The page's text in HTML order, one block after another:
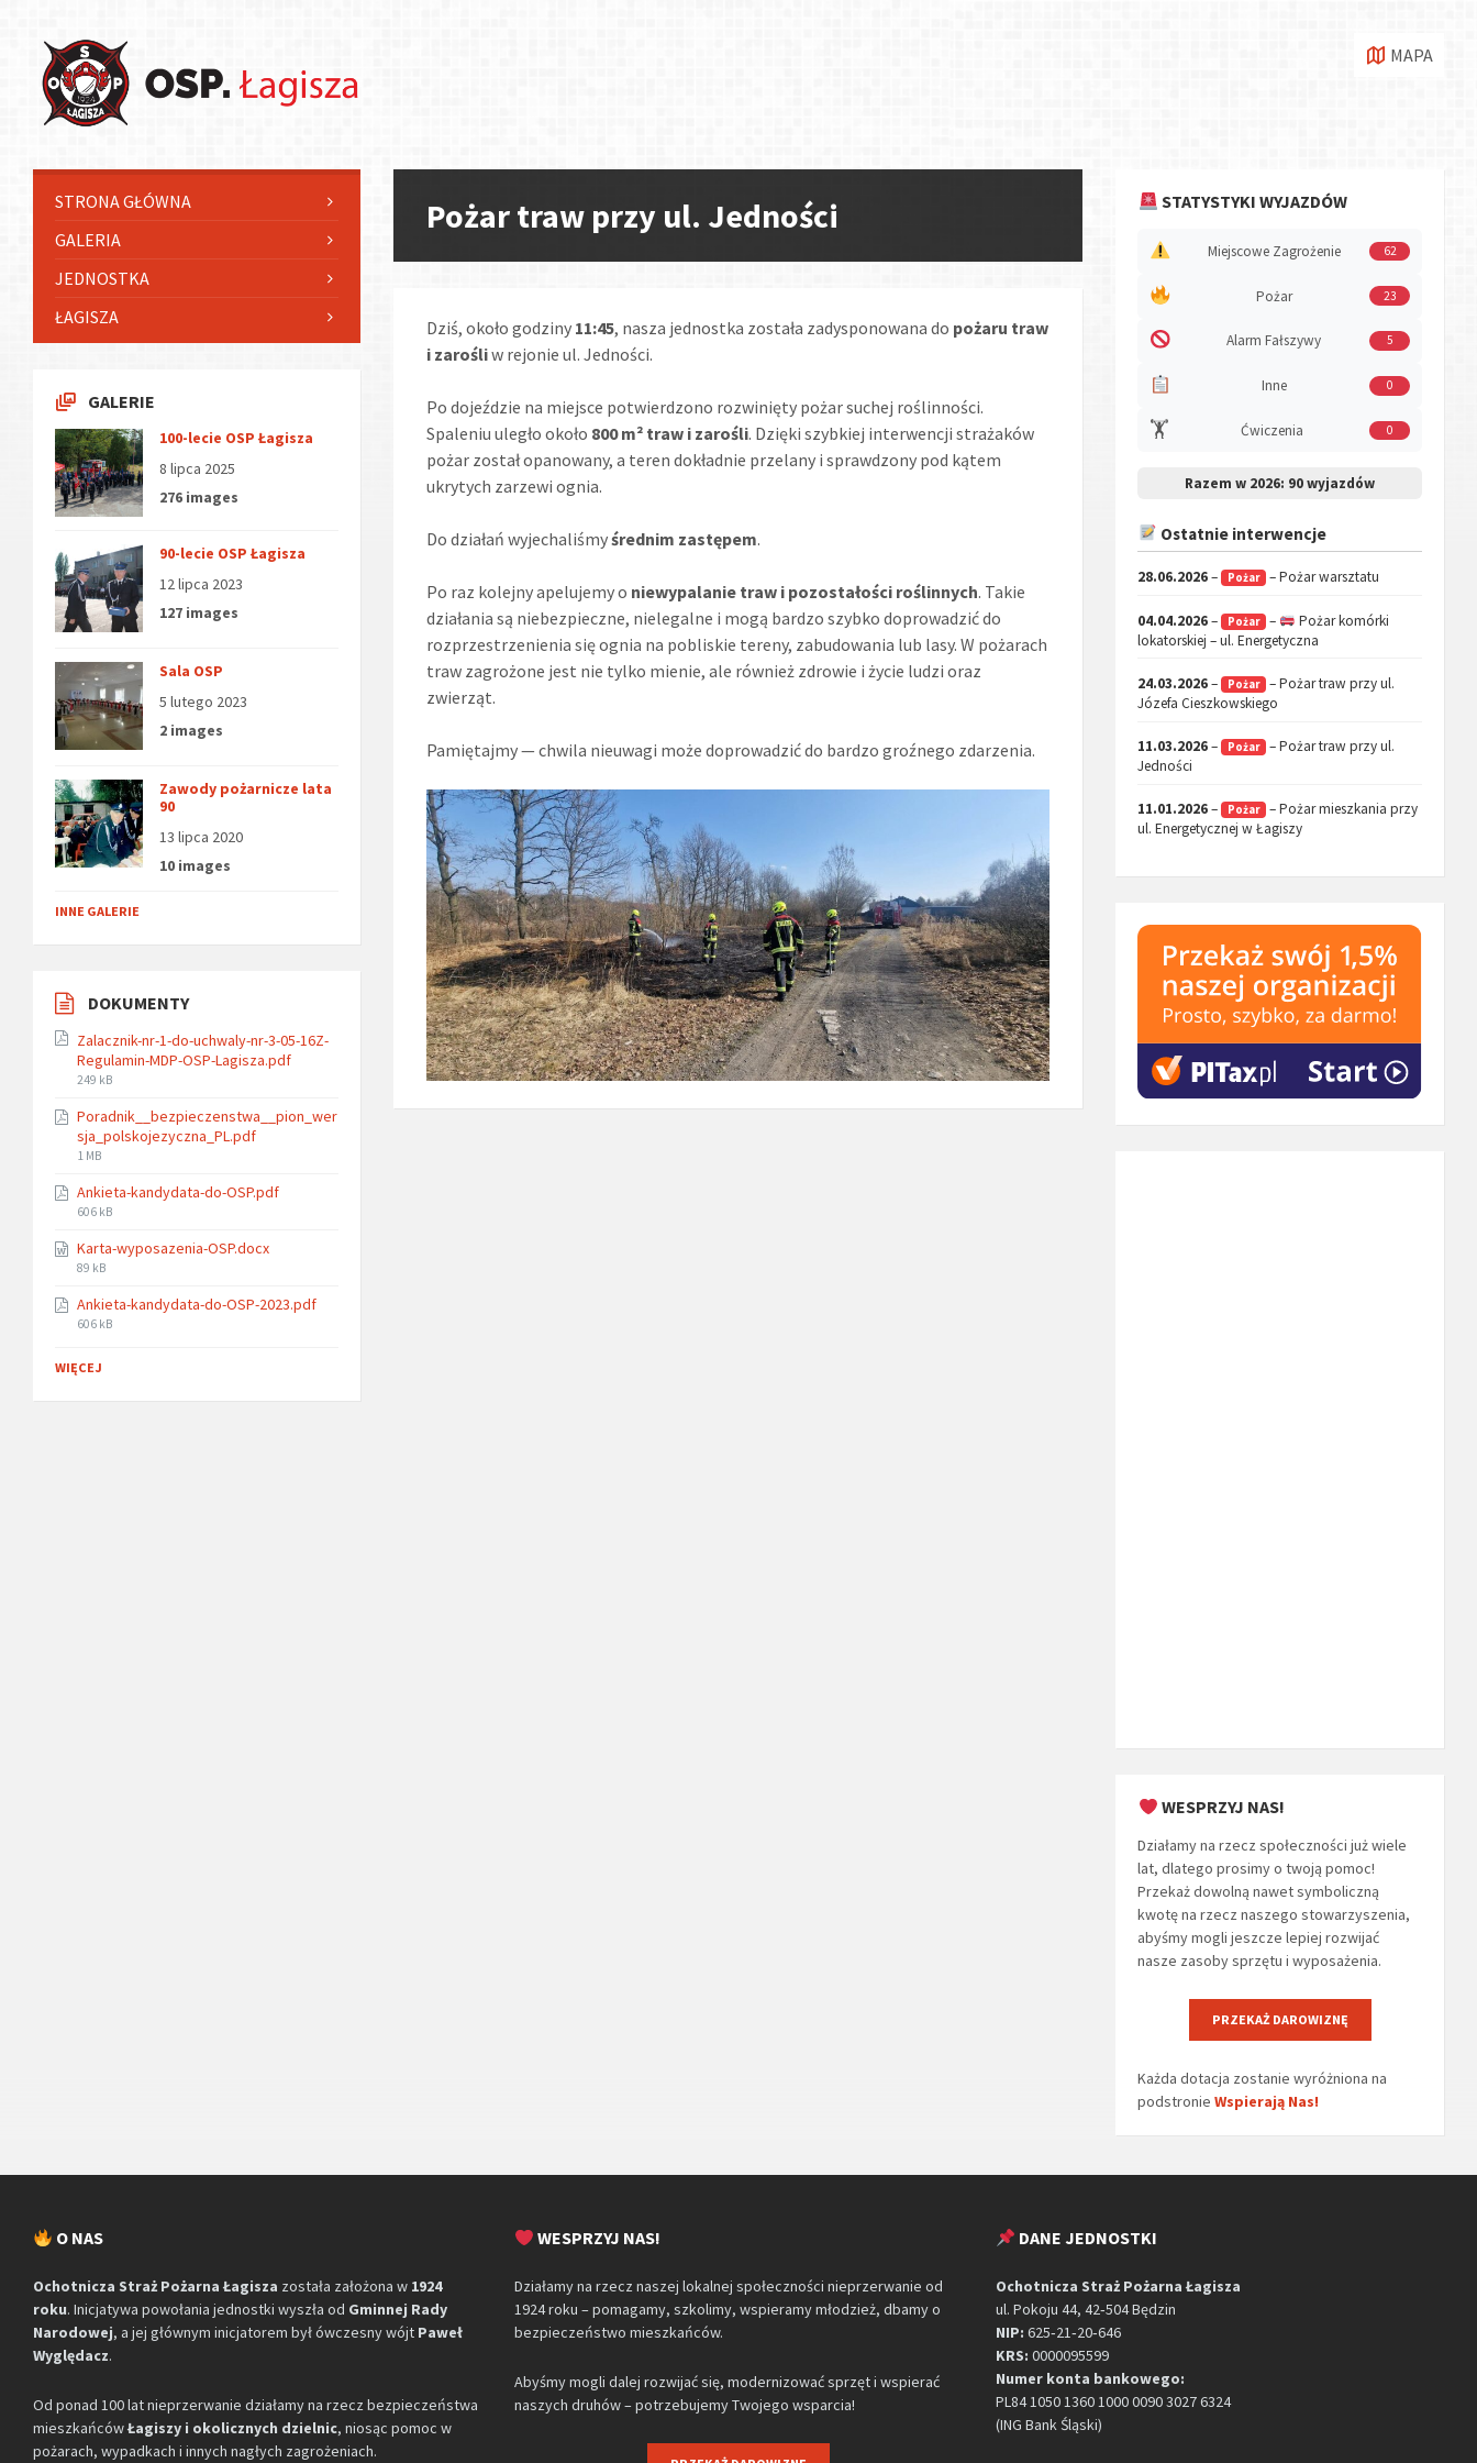
content
sidebar
sidebar
footer
MAPA
Pożar traw przy ul. Jedności
Dziś, około godziny 11:45, nasza jednostka została zadysponowana do pożaru traw
i zarośliw rejonie ul. Jedności.
Po dojeździe na miejsce potwierdzono rozwinięty pożar suchej roślinności.
Spaleniu uległo około 800 m² traw i zarośli. Dzięki szybkiej interwencji strażaków
pożar został opanowany, a teren dokładnie przelany i sprawdzony pod kątem
ukrytych zarzewi ognia.
Do działań wyjechaliśmyśrednim zastępem.
Po raz kolejny apelujemy o niewypalanie traw i pozostałości roślinnych. Takie
działania są niebezpieczne, nielegalne i mogą bardzo szybko doprowadzić do
rozprzestrzenienia się ognia na pobliskie tereny, zabudowania lub lasy. W pożarach
traw zagrożone jest nie tylko mienie, ale również zdrowie i życie ludzi oraz
zwierząt.
Pamiętajmy — chwila nieuwagi może doprowadzić do bardzo groźnego zdarzenia.
STRONA GŁÓWNA
GALERIA
JEDNOSTKA
ŁAGISZA
GALERIE
100-lecie OSP Łagisza
8 lipca 2025
276 images
90-lecie OSP Łagisza
12 lipca 2023
127 images
Sala OSP
5 lutego 2023
2 images
Zawody pożarnicze lata
90
13 lipca 2020
10 images
INNE GALERIE
DOKUMENTY
Zalacznik-nr-1-do-uchwaly-nr-3-05-16Z-
Regulamin-MDP-OSP-Lagisza.pdf
File
249 kB
Poradnik__bezpieczenstwa__pion_wer
sja_polskojezyczna_PL.pdf
File
1 MB
Ankieta-kandydata-do-OSP.pdf
File
606 kB
Karta-wyposazenia-OSP.docx
File
89 kB
Ankieta-kandydata-do-OSP-2023.pdf
File
606 kB
WIĘCEJ
STATYSTYKI WYJAZDÓW
Miejscowe Zagrożenie 62
Pożar 23
Alarm Fałszywy 5
Inne 0
🏋️ Ćwiczenia 0
Razem w 2026: 90 wyjazdów
Ostatnie interwencje
28.06.2026– Pożar – Pożar warsztatu
04.04.2026– Pożar –
Pożar komórki
lokatorskiej – ul. Energetyczna
24.03.2026– Pożar
– Pożar traw przy ul.
Józefa Cieszkowskiego
11.03.2026– Pożar
– Pożar traw przy ul.
Jedności
11.01.2026– Pożar
– Pożar mieszkania przy
ul. Energetycznej w Łagiszy
WESPRZYJ NAS!
Działamy na rzecz społeczności już wiele
lat, dlatego prosimy o twoją pomoc!
Przekaż dowolną nawet symboliczną
kwotę na rzecz naszego stowarzyszenia,
abyśmy mogli jeszcze lepiej rozwijać
nasze zasoby sprzętu i wyposażenia.
PRZEKAŻ DAROWIZNĘ
Każda dotacja zostanie wyróżniona na
podstronieWspierają Nas!
O NAS
Ochotnicza Straż Pożarna Łagisza została założona w 1924
roku. Inicjatywa powołania jednostki wyszła od Gminnej Rady
Narodowej, a jej głównym inicjatorem był ówczesny wójt Paweł
Wyględacz.
Od ponad 100 lat nieprzerwanie działamy na rzecz bezpieczeństwa
mieszkańcówŁagiszy i okolicznych dzielnic, niosąc pomoc w
pożarach, wypadkach i innych nagłych zagrożeniach.
WESPRZYJ NAS!
Działamy na rzecz naszej lokalnej społeczności nieprzerwanie od
1924 roku – pomagamy, szkolimy, wspieramy młodzież, dbamy o
bezpieczeństwo mieszkańców.
Abyśmy mogli dalej rozwijać się, modernizować sprzęt i wspierać
naszych druhów – potrzebujemy Twojego wsparcia!
DANE JEDNOSTKI
Ochotnicza Straż Pożarna Łagisza
ul. Pokoju 44, 42‑504 Będzin
NIP: 625‑21‑20‑646
KRS: 0000095599
Numer konta bankowego:
PL84 1050 1360 1000 0090 3027 6324
(ING Bank Śląski)